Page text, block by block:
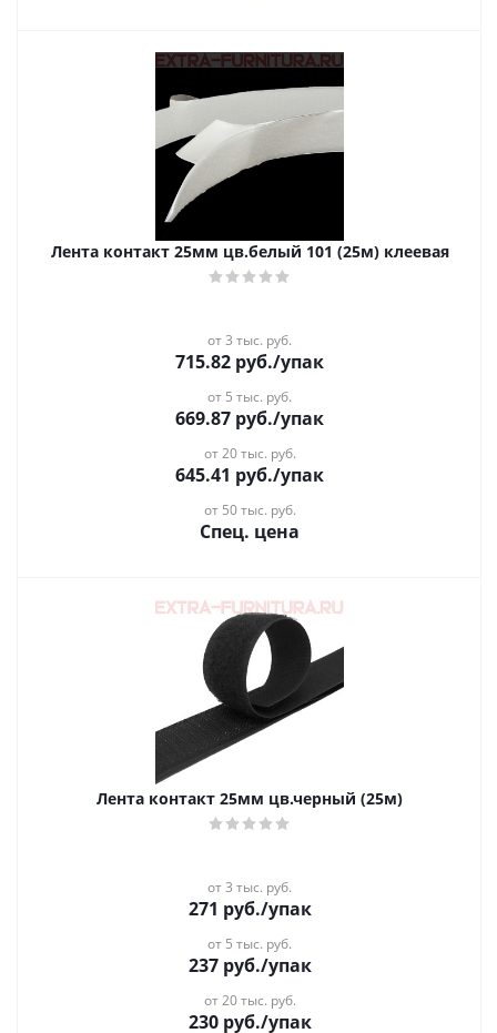
Лента контакт 25мм цв.белый 101 (25м) клеевая
от 3 тыс. руб.
715.82 руб./упак
от 5 тыс. руб.
669.87 руб./упак
от 20 тыс. руб.
645.41 руб./упак
от 50 тыс. руб.
Спец. цена
Лента контакт 25мм цв.черный (25м)
от 3 тыс. руб.
271 руб./упак
от 5 тыс. руб.
237руб./упак
от 20 тыс. руб.
230руб./упак